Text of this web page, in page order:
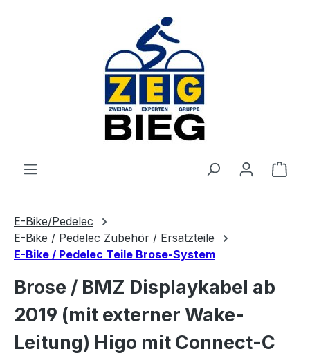
E-Bike/Pedelec
E-Bike / Pedelec Zubehör / Ersatzteile
E-Bike / Pedelec Teile Brose-System
Brose / BMZ Displaykabel ab
2019 (mit externer Wake-
Leitung) Higo mit Connect-C